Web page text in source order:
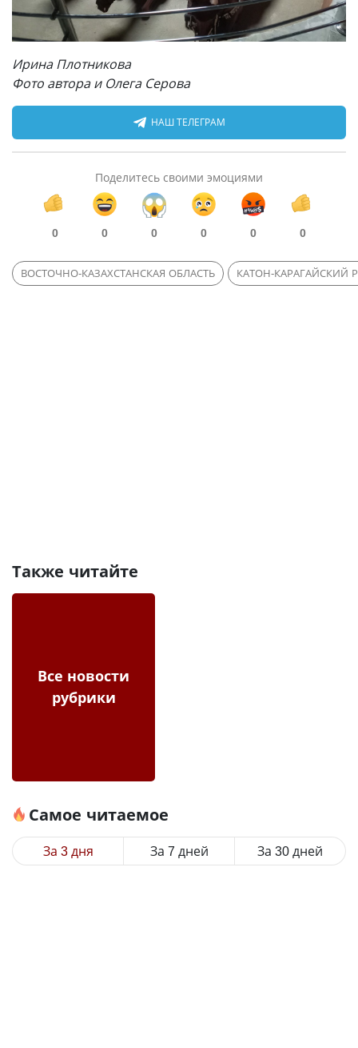
Ирина Плотникова
Фото автора и Олега Серова
НАШ ТЕЛЕГРАМ
Поделитесь своими эмоциями
0 0 0 0 0 0
ВОСТОЧНО-КАЗАХСТАНСКАЯ ОБЛАСТЬ КАТОН-КАРАГАЙСКИЙ
Также читайте
Все новости
рубрики
Самое читаемое
За 3 дня За 7 дней За 30 дней